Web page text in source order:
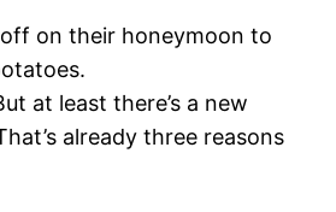
on their honeymoon to
at least there’s a new
already three reasons